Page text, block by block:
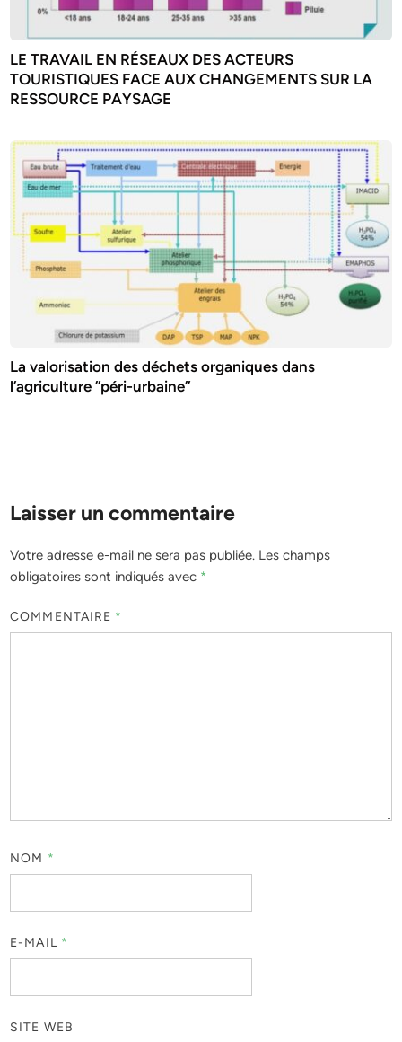
LE TRAVAIL EN RÉSEAUX DES ACTEURS
TOURISTIQUES FACE AUX CHANGEMENTS SUR LA
RESSOURCE PAYSAGE
La valorisation des déchets organiques dans
l’agriculture ”péri-urbaine”
Laisser un commentaire
Votre adresse e-mail ne sera pas publiée. Les champs
obligatoires sont indiqués avec *
COMMENTAIRE *
NOM *
E-MAIL *
SITE WEB